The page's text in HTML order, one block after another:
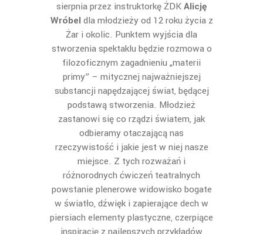
sierpnia przez instruktorkę ŻDKAlicję
Wróbeldla młodzieży od 12 roku życia z
Żar i okolic. Punktem wyjścia dla
stworzenia spektaklu będzie rozmowa o
filozoficznym zagadnieniu „materii
primy” – mitycznej najważniejszej
substancji napędzającej świat, będącej
podstawą stworzenia. Młodzież
zastanowi się co rządzi światem, jak
odbieramy otaczającą nas
rzeczywistość i jakie jest w niej nasze
miejsce. Z tych rozważań i
różnorodnych ćwiczeń teatralnych
powstanie plenerowe widowisko bogate
w światło, dźwięk i zapierające dech w
piersiach elementy plastyczne, czerpiące